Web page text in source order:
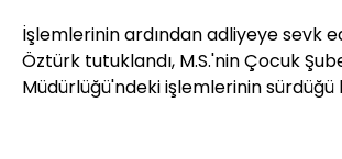
İşlemlerinin ardından adliyeye sevk
Öztürk tutuklandı, M.S.'nin Çocuk
Müdürlüğü'ndeki işlemlerinin sürdüğü